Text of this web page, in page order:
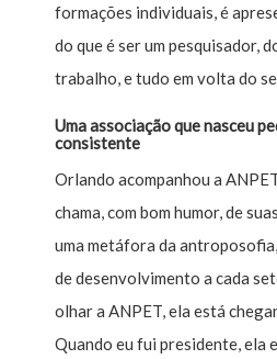
formações individuais, é
do que é ser um pesquisador,
trabalho, e tudo em volta do
Uma associação que nasceu
consistente
Orlando acompanhou a
chama, com bom humor, de
uma metáfora da
de desenvolvimento a cada
olhar a ANPET, ela está
Quando eu fui presidente, ela